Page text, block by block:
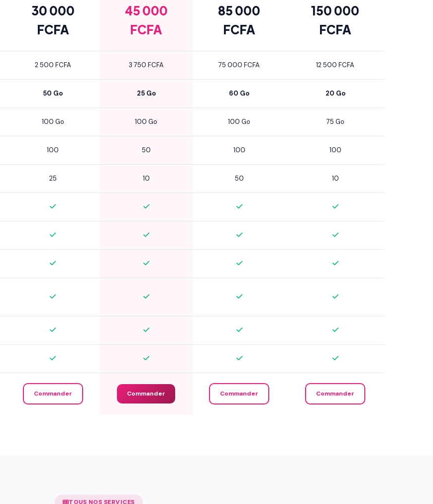
30 000
FCFA
45 000
FCFA
85 000
FCFA
150 000
FCFA
2 500 FCFA 3 750 FCFA 75 000 FCFA 12 500 FCFA
50 Go 25 Go 60 Go 20 Go
100 Go 100 Go 100 Go 75 Go
100 50 100 100
25 10 50 10
Commander Commander Commander Commander
TOUS NOS SERVICES